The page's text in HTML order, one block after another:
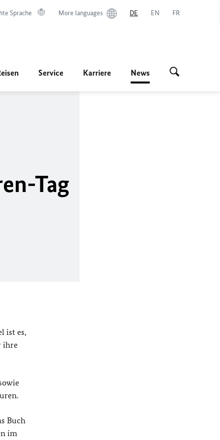
Sprache More languages DE EN FR
Service Karriere News
Tag
ist es,
ihre
Buch
im